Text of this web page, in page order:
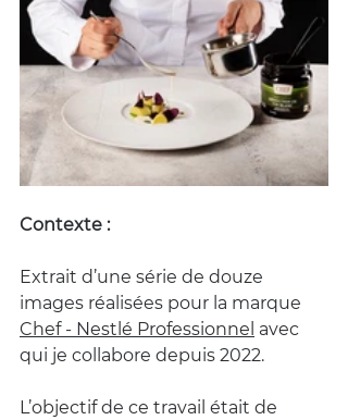
Contexte :
Extrait d’une série de douze
images réalisées pour la marque
Chef - Nestlé Professionnel avec
qui je collabore depuis 2022.
L’objectif de ce travail était de